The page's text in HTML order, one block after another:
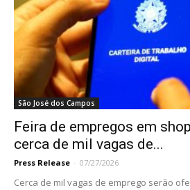
São José dos Campos
Feira de empregos em
cerca de mil vagas de...
Press Release - 07/27/2026
Cerca de mil vagas de emprego serão